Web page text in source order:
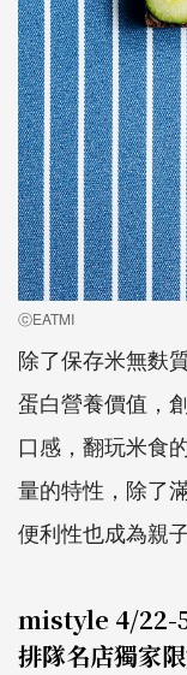
ⓒEATMI
除了保存米無麩
蛋白營養價值，
口感，翻玩米食
量的特性，除了
便利性也成為親
mistyle 4/22-
排隊名店獨家